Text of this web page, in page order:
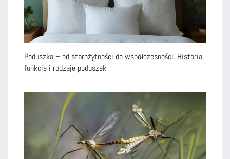
Poduszka – od starożytności do współczesności. Historia,
funkcje i rodzaje poduszek